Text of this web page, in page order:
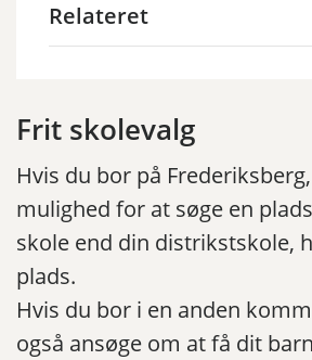
Relateret
Frit skolevalg
Hvis du bor på
mulighed for at søge en
skole end din distrikstskole,
plads.
Hvis du bor i en anden
også ansøge om at få dit